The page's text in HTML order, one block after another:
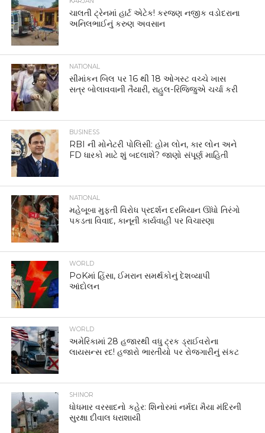
ચાલતી ટ્રેનમાં હાર્ટ એટેક! કરજણ નજીક વડોદરાના
અનિલભાઈનું કરુણ અવસાન
NATIONAL
સીમાંકન બિલ પર 16 થી 18 ઓગસ્ટ વચ્ચે ખાસ
સત્ર બોલાવવાની તૈયારી, રાહુલ-રિજિજુએ ચર્ચા કરી
BUSINESS
RBI ની મોનેટરી પોલિસી: હોમ લોન, કાર લોન અને
FD ધારકો માટે શું બદલાશે? જાણો સંપૂર્ણ માહિતી
NATIONAL
મહેબૂબા મુફ્તી વિરોધ પ્રદર્શન દરમિયાન ઊંધો તિરંગો
પકડતા વિવાદ, કાનૂની કાર્યવાહી પર વિચારણા
WORLD
PoKમાં હિંસા, ઈમરાન સમર્થકોનું દેશવ્યાપી
આંદોલન
WORLD
અમેરિકામાં 28 હજારથી વધુ ટ્રક ડ્રાઈવરોના
લાયસન્સ રદ! હજારો ભારતીયો પર રોજગારીનું સંકટ
SHINOR
ધોધમાર વરસાદનો કહેર: શિનોરમાં નર્મદા મૈયા મંદિરની
સુરક્ષા દીવાલ ધરાશાયી